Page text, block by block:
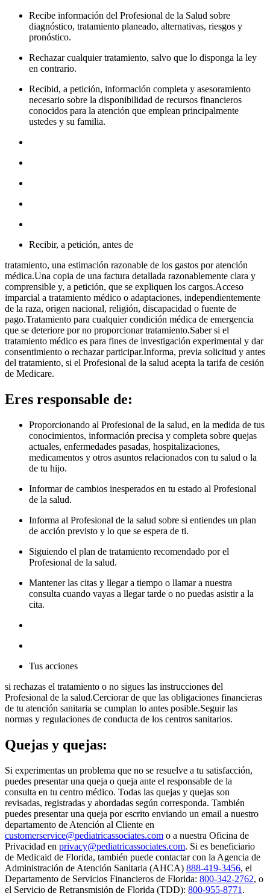
Recibe información del Profesional de la Salud sobre
diagnóstico, tratamiento planeado, alternativas, riesgos y
pronóstico.
Rechazar cualquier tratamiento, salvo que lo disponga la ley
en contrario.
Recibid, a petición, información completa y asesoramiento
necesario sobre la disponibilidad de recursos financieros
conocidos para la atención que emplean principalmente
ustedes y su familia.
Recibir, a petición, antes de
tratamiento, una estimación razonable de los gastos por atención
médica.Una copia de una factura detallada razonablemente clara y
comprensible y, a petición, que se expliquen los cargos.Acceso
imparcial a tratamiento médico o adaptaciones, independientemente
de la raza, origen nacional, religión, discapacidad o fuente de
pago.Tratamiento para cualquier condición médica de emergencia
que se deteriore por no proporcionar tratamiento.Saber si el
tratamiento médico es para fines de investigación experimental y dar
consentimiento o rechazar participar.Informa, previa solicitud y antes
del tratamiento, si el Profesional de la salud acepta la tarifa de cesión
de Medicare.
Eres responsable de:
Proporcionando al Profesional de la salud, en la medida de tus
conocimientos, información precisa y completa sobre quejas
actuales, enfermedades pasadas, hospitalizaciones,
medicamentos y otros asuntos relacionados con tu salud o la
de tu hijo.
Informar de cambios inesperados en tu estado al Profesional
de la salud.
Informa al Profesional de la salud sobre si entiendes un plan
de acción previsto y lo que se espera de ti.
Siguiendo el plan de tratamiento recomendado por el
Profesional de la salud.
Mantener las citas y llegar a tiempo o llamar a nuestra
consulta cuando vayas a llegar tarde o no puedas asistir a la
cita.
Tus acciones
si rechazas el tratamiento o no sigues las instrucciones del
Profesional de la salud.Cerciorar de que las obligaciones financieras
de tu atención sanitaria se cumplan lo antes posible.Seguir las
normas y regulaciones de conducta de los centros sanitarios.
Quejas y quejas:
Si experimentas un problema que no se resuelve a tu satisfacción,
puedes presentar una queja o queja ante el responsable de la
consulta en tu centro médico. Todas las quejas y quejas son
revisadas, registradas y abordadas según corresponda. También
puedes presentar una queja por escrito enviando un email a nuestro
departamento de Atención al Cliente en
customerservice@pediatricassociates.com o a nuestra Oficina de
Privacidad en privacy@pediatricassociates.com. Si es beneficiario
de Medicaid de Florida, también puede contactar con la Agencia de
Administración de Atención Sanitaria (AHCA) 888-419-3456, el
Departamento de Servicios Financieros de Florida: 800-342-2762, o
el Servicio de Retransmisión de Florida (TDD): 800-955-8771 .